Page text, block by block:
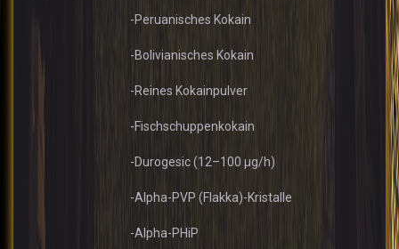
-Peruanisches Kokain
-Bolivianisches Kokain
-Reines Kokainpulver
-Fischschuppenkokain
-Durogesic (12–100 µg/h)
-Alpha-PVP (Flakka)-Kristalle
-Alpha-PHiP